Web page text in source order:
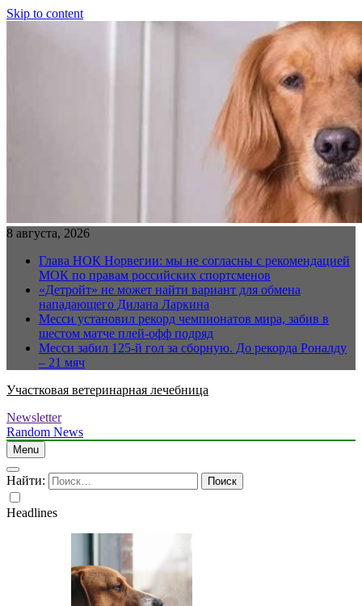
Skip to content
8 августа, 2026
Глава НОК Норвегии: мы не согласны с рекомендацией
МОК по правам российских спортсменов
«Детройт» не может найти вариант для обмена
нападающего Дилана Ларкина
Месси установил рекорд чемпионатов мира, забив в
шестом матче плей‑офф подряд
Месси забил 125-й гол за сборную. До рекорда Роналду
– 21 мяч
Участковая ветеринарная лечебница
Newsletter
Random News
Menu
Найти:
Headlines